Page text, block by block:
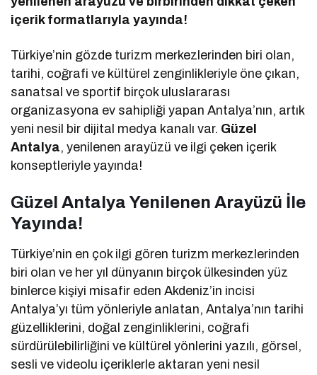
içerik formatlarıyla yayında!
Türkiye’nin gözde turizm merkezlerinden biri olan,
tarihi, coğrafi ve kültürel zenginlikleriyle öne çıkan,
sanatsal ve sportif birçok uluslararası
organizasyona ev sahipliği yapan Antalya’nın, artık
yeni nesil bir dijital medya kanalı var. Güzel
Antalya, yenilenen arayüzü ve ilgi çeken içerik
konseptleriyle yayında!
Güzel Antalya Yenilenen Arayüzü İle
Yayında!
Türkiye’nin en çok ilgi gören turizm merkezlerinden
biri olan ve her yıl dünyanın birçok ülkesinden yüz
binlerce kişiyi misafir eden Akdeniz’in incisi
Antalya’yı tüm yönleriyle anlatan, Antalya’nın tarihi
güzelliklerini, doğal zenginliklerini, coğrafi
sürdürülebilirliğini ve kültürel yönlerini yazılı, görsel,
sesli ve videolu içeriklerle aktaran yeni nesil